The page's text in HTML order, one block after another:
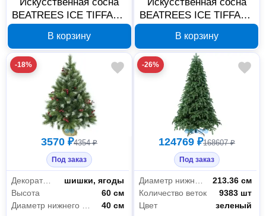
BEATREES ICE TIFFANY
В корзину
BEATREES ICE TIFFANY
В корзину
-18%
3570 ₽4354 ₽
Под заказ
Декоративные элементы
шишки, ягоды
Высота
60 см
40 см
-26%
124769 ₽168607 ₽
Под заказ
Диаметр нижнего яруса
213.36 см
Количество веток
9383 шт
Цвет
зеленый